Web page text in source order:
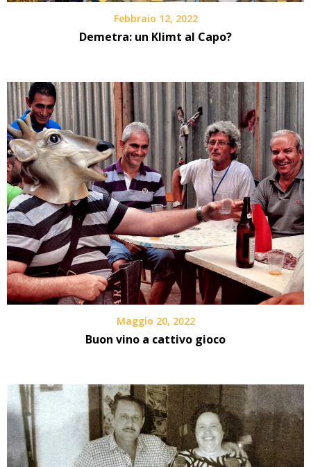
Febbraio 12, 2022
Demetra: un Klimt al Capo?
Maggio 20, 2022
Buon vino a cattivo gioco